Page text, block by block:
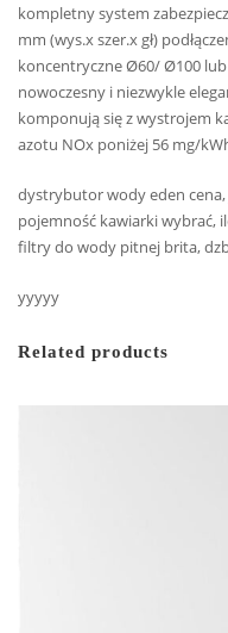
kompletny system
mm (wys.x szer.x gł)
koncentryczne Ø60/ Ø100
nowoczesny i niezwykle
komponują się z wystrojem
azotu NOx poniżej 56 mg/
dystrybutor wody eden
pojemność kawiarki wybrać,
filtry do wody pitnej brita,
yyyyy
Related products